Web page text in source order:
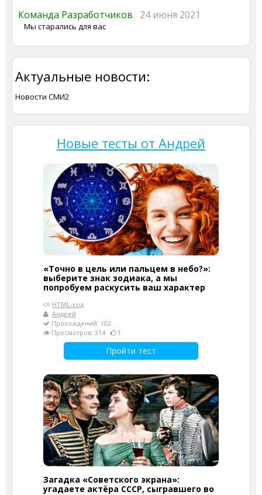
Команда Разработчиков 24 июня 2021
Мы старались для вас
Актуальные новости:
Новости СМИ2
Новые тесты от Андрей
«Точно в цель или пальцем в небо?»:
выберите знак зодиака, а мы
попробуем раскусить ваш характер
HTML-код
Андрей
Прохождений: 102
Просмотров: 314
1
Пройти тест
Загадка «Советского экрана»:
угадаете актёра СССР, сыгравшего во